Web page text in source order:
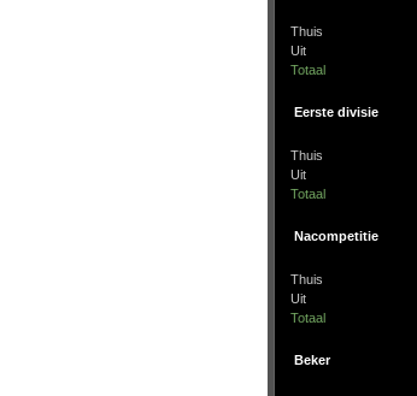
Thuis
Uit
Totaal
Eerste divisie
Thuis
Uit
Totaal
Nacompetitie
Thuis
Uit
Totaal
Beker